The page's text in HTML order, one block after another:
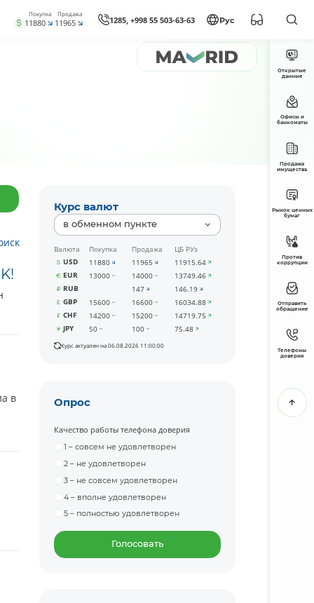
Покупка
11880
Продажа
11965 1285, +998 55 503-63-63 Рус
в
Курс валют
в обменном пункте
Валюта Покупка Продажа
ЦБ РУз
USD
11880 11965
11915.64
EUR
13000 14000
13749.46
RUB
147
146.19
GBP
15600 16600
16034.88
CHF
14200 15200
14719.75
JPY
50 100 75.48
Курс актуален на 06.08.2026 11:00:00
Опрос
Качество работы телефона доверия
1 – совсем не удовлетворен
2 – не удовлетворен
3 – не совсем удовлетворен
4 – вполне удовлетворен
5 – полностью удовлетворен
Голосовать
Открытые
данные
Офисы и
банкоматы
Продажа
имущества
Рынок ценных
бумаг
Против
коррупции
Отправить
обращение
Телефоны
доверия